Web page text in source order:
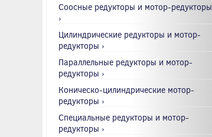
Соосные редукторы и мотор-редукторы
›
Цилиндрические редукторы и мотор-
редукторы ›
Параллельные редукторы и мотор-
редукторы ›
Коническо-цилиндрические мотор-
редукторы ›
Специальные редукторы и мотор-
редукторы ›